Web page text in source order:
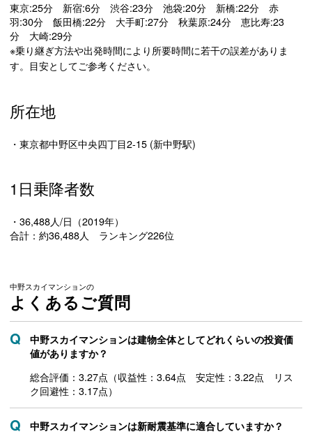
東京:25分 新宿:6分 渋谷:23分 池袋:20分 新橋:22分 赤
羽:30分 飯田橋:22分 大手町:27分 秋葉原:24分 恵比寿:23
分 大崎:29分
※乗り継ぎ方法や出発時間により所要時間に若干の誤差がありま
す。目安としてご参考ください。
所在地
・東京都中野区中央四丁目2-15 (新中野駅)
1日乗降者数
・36,488人/日（2019年）
合計：約36,488人 ランキング226位
中野スカイマンションの
よくあるご質問
中野スカイマンションは建物全体としてどれくらいの投資価
値がありますか？
総合評価：3.27点（収益性：3.64点 安定性：3.22点 リス
ク回避性：3.17点）
中野スカイマンションは新耐震基準に適合していますか？